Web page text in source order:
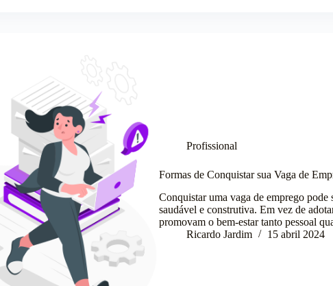
Profissional
Formas de Conquistar sua Vaga de
Conquistar uma vaga de emprego pode
saudável e construtiva. Em vez de
promovam o bem-estar tanto pessoal
Ricardo Jardim
15 abril 2024